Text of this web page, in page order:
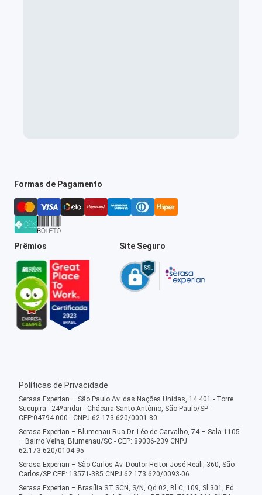
Formas de Pagamento
Prêmios Site Seguro
Políticas de Privacidade
Serasa Experian – São Paulo Av. das Nações Unidas, 14.401 - Torre
Sucupira - 24ºandar - Chácara Santo Antônio, São Paulo/SP -
CEP:04794-000 - CNPJ 62.173.620/0001-80
Serasa Experian – Blumenau Rua Dr. Léo de Carvalho, 74 – Sala 1105
– Bairro Velha, Blumenau/SC - CEP: 89036-239 CNPJ
62.173.620/0104-95
Serasa Experian – São Carlos Av. Doutor Heitor José Reali, 360, São
Carlos/SP CEP: 13571-385 CNPJ 62.173.620/0093-06
Serasa Experian – Brasília ST SCN, S/N, Qd 02, Bl C, 109, Sl 301, Ed.